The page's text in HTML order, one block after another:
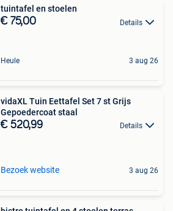
tuintafel en stoelen
€ 75,00 Details
Heule 3 aug 26
vidaXL Tuin Eettafel Set 7 st Grijs
Gepoedercoat staal
€ 520,99 Details
Bezoek website 3 aug 26